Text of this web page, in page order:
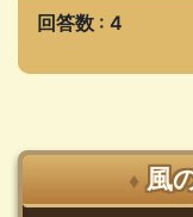
回答数 : 4
♦ 風